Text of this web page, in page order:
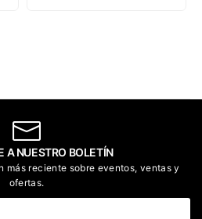
A NUESTRO BOLETÍN
más reciente sobre eventos, ventas y
ofertas.